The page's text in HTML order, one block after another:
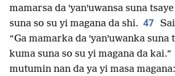
mamarsa da ꞌyanꞌuwansa suna
suna so su yi magana da shi. 47
“Ga mamarka da ꞌyanꞌuwanka suna
kuma suna so su yi magana da kai.”
mutumin nan da ya yi masa